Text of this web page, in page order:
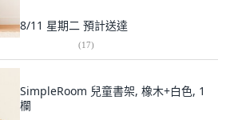
8/11 星期二 預計送達
(17)
SimpleRoom 兒童書架, 橡木+白色, 1
欄